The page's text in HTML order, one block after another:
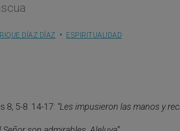
DÍAZ DÍAZ ESPIRITUALIDAD
8, 5-8. 14-17: “Les impusieron las manos y